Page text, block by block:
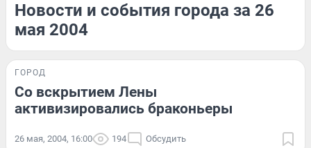
Новости и события города за 26
мая 2004
ГОРОД
Со вскрытием Лены
активизировались браконьеры
26 мая, 2004, 16:00 194 Обсудить